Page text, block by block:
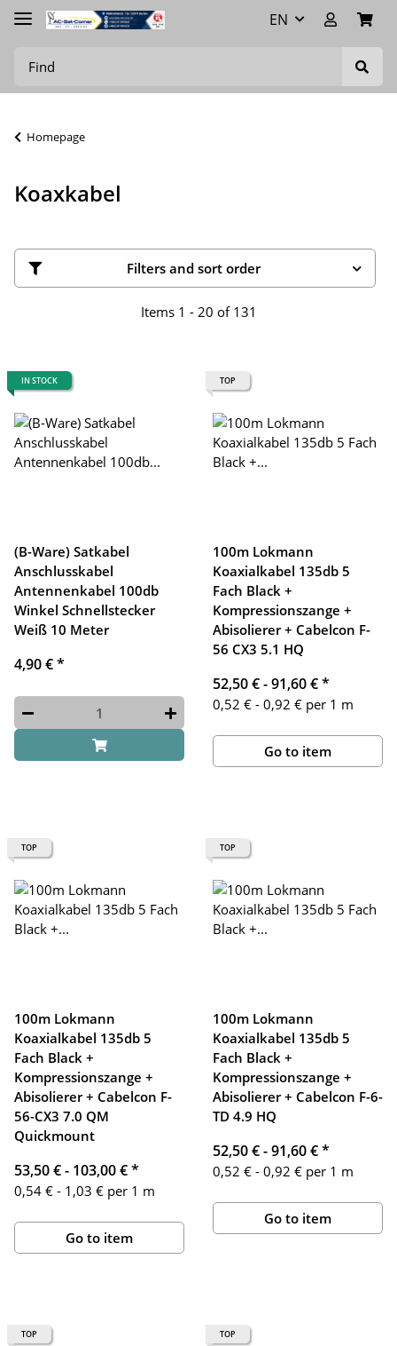
EN
Homepage
Koaxkabel
Filters and sort order
Items 1 - 20 of 131
IN STOCK
(B-Ware) Satkabel
Anschlusskabel
Antennenkabel 100db
Winkel Schnellstecker
Weiß 10 Meter
4,90 €*
TOP
100m Lokmann
Koaxialkabel 135db 5
Fach Black +
Kompressionszange +
Abisolierer + Cabelcon F-
56 CX3 5.1 HQ
52,50 € -91,60 €*
0,52 € - 0,92 € per 1 m
Go to item
TOP
100m Lokmann
Koaxialkabel 135db 5
Fach Black +
Kompressionszange +
Abisolierer + Cabelcon F-
56-CX3 7.0 QM
Quickmount
53,50 € - 103,00 €*
0,54 € - 1,03 € per 1 m
Go to item
TOP
100m Lokmann
Koaxialkabel 135db 5
Fach Black +
Kompressionszange +
Abisolierer + Cabelcon F-6-
TD 4.9 HQ
52,50 € -91,60 €*
0,52 € - 0,92 € per 1 m
Go to item
TOP TOP